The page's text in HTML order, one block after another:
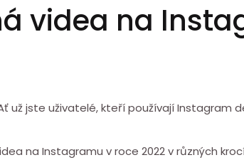
videa na
už jste uživatelé, kteří používají Instagram
na Instagramu v roce 2022 v různých